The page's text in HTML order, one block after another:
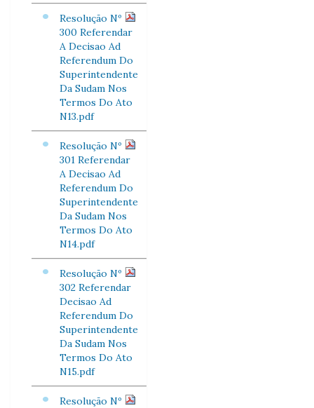
Resolução Nº
300 Referendar
A Decisao Ad
Referendum Do
Superintendente
Da Sudam Nos
Termos Do Ato
N13.pdf
Resolução Nº
301 Referendar
A Decisao Ad
Referendum Do
Superintendente
Da Sudam Nos
Termos Do Ato
N14.pdf
Resolução Nº
302 Referendar
Decisao Ad
Referendum Do
Superintendente
Da Sudam Nos
Termos Do Ato
N15.pdf
Resolução Nº